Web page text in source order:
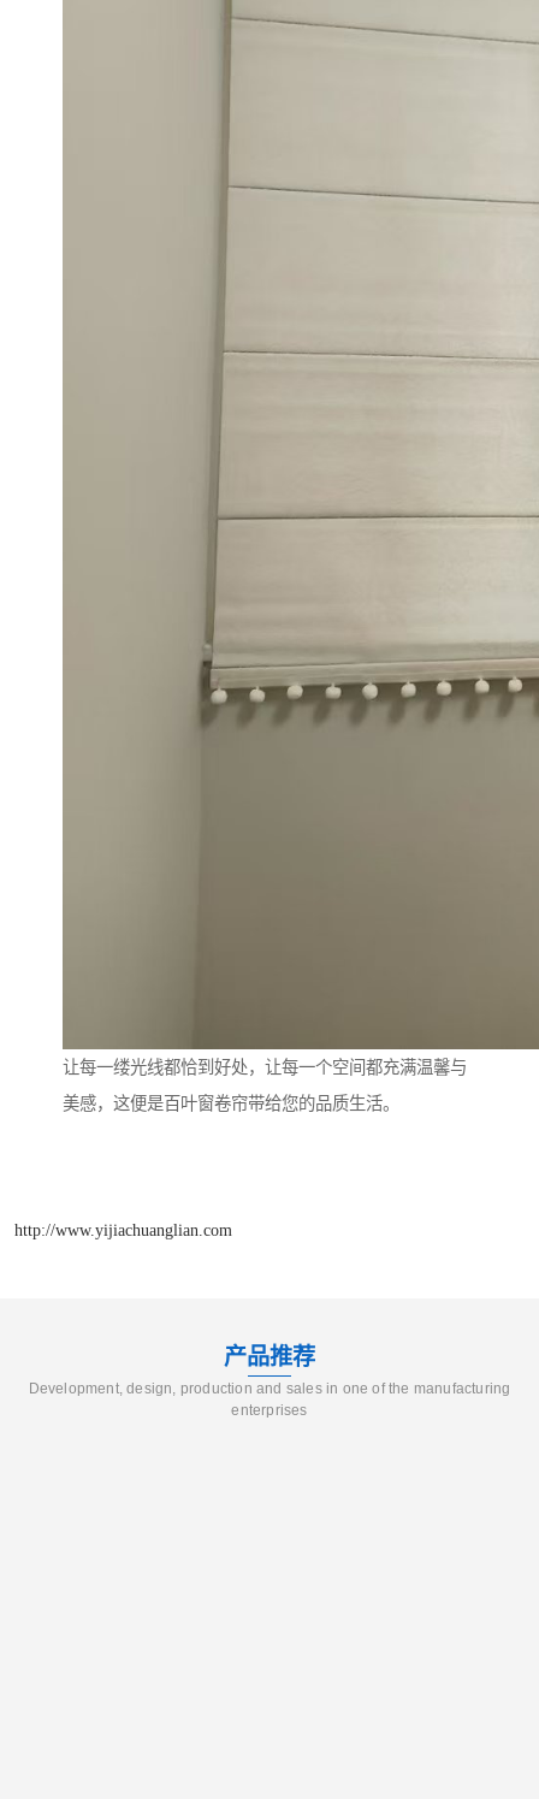
让每一缕光线都恰到好处，让每一个空间都充满温馨与
美感，这便是百叶窗卷帘带给您的品质生活。
http://www.yijiachuanglian.com
产品推荐
Development, design, production and sales in one of the manufacturing
enterprises